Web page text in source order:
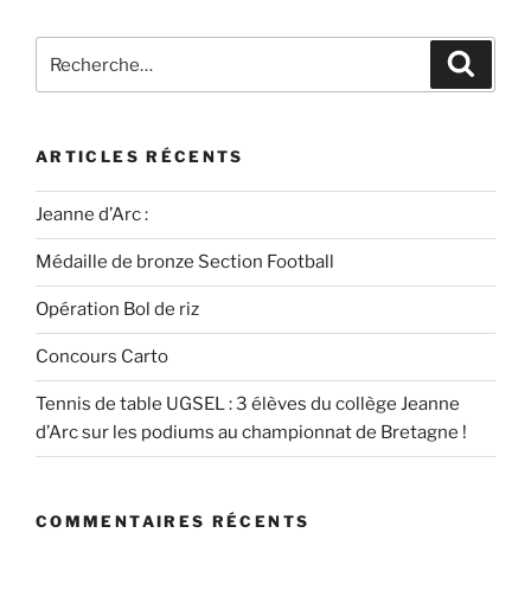
ARTICLES RÉCENTS
Jeanne d’Arc :
Médaille de bronze Section Football
Opération Bol de riz
Concours Carto
Tennis de table UGSEL : 3 élèves du collège Jeanne
d’Arc sur les podiums au championnat de Bretagne !
COMMENTAIRES RÉCENTS